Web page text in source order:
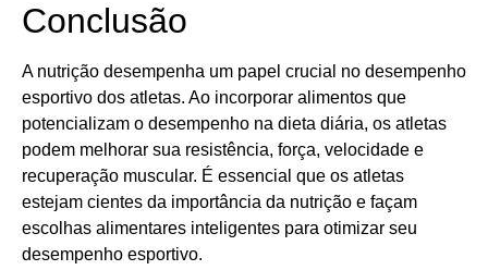
Conclusão
A nutrição desempenha um papel crucial no desempenho
esportivo dos atletas. Ao incorporar alimentos que
potencializam o desempenho na dieta diária, os atletas
podem melhorar sua resistência, força, velocidade e
recuperação muscular. É essencial que os atletas
estejam cientes da importância da nutrição e façam
escolhas alimentares inteligentes para otimizar seu
desempenho esportivo.